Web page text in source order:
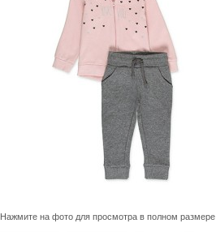
Нажмите на фото для просмотра в полном размере